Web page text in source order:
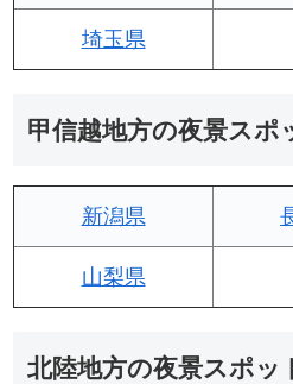
埼玉県
甲信越地方の夜景スポ
新潟県
山梨県
北陸地方の夜景スポッ